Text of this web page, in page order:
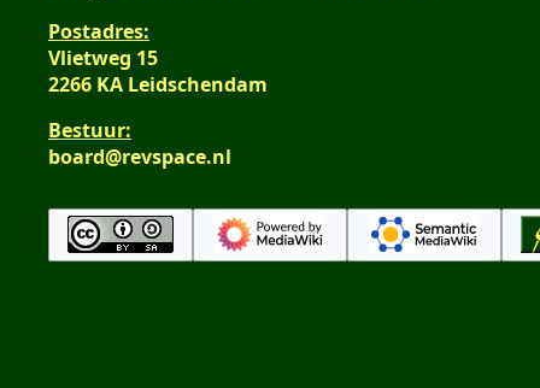
Postadres:
Vlietweg 15
2266 KA Leidschendam
Bestuur:
board@revspace.nl